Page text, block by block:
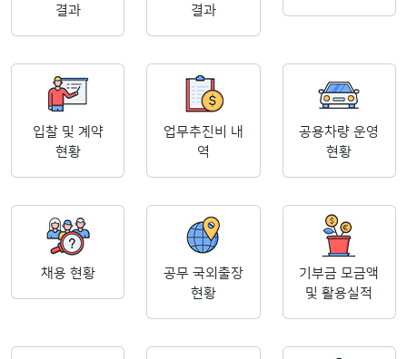
결과
결과
입찰 및 계약
현황
업무추진비 내
역
공용차량 운영
현황
채용 현황
공무 국외출장
현황
기부금 모금액
및 활용실적